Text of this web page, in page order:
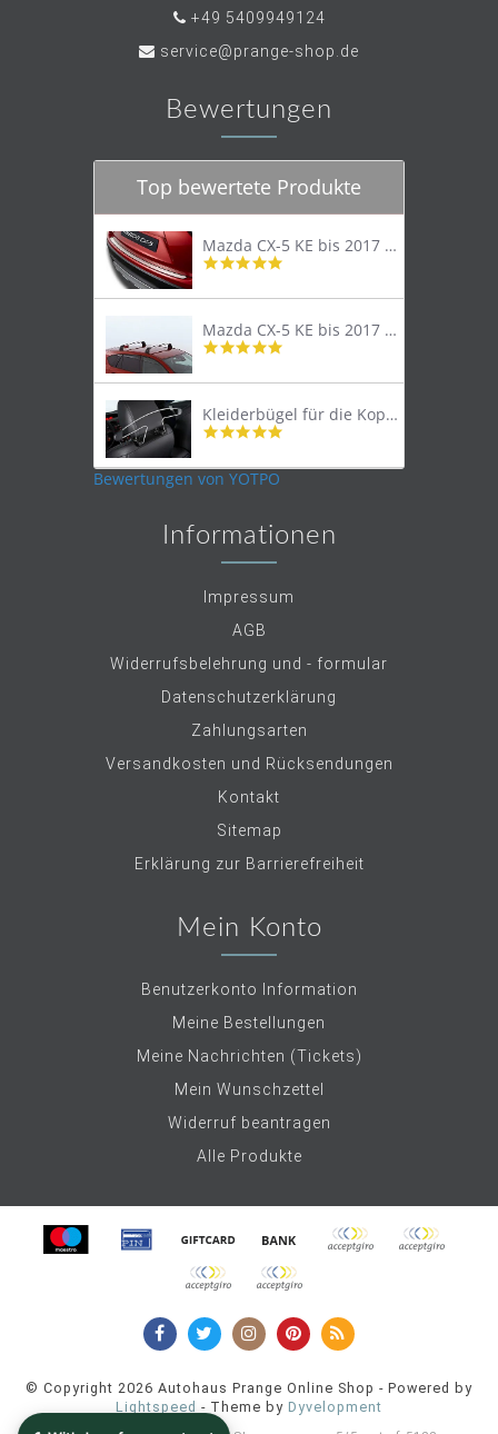
+49 5409949124
service@prange-shop.de
Bewertungen
Top bewertete Produkte
Mazda CX-5 KE bis 2017 Trittschutzleiste Edelstahl original
4.8
rating
Mazda CX-5 KE bis 2017 Lastenträger Dachträger
4.9
rating
Kleiderbügel für die Kopfstütze
4.9
rating
Bewertungen von YOTPO
Informationen
Impressum
AGB
Widerrufsbelehrung und - formular
Datenschutzerklärung
Zahlungsarten
Versandkosten und Rücksendungen
Kontakt
Sitemap
Erklärung zur Barrierefreiheit
Mein Konto
Benutzerkonto Information
Meine Bestellungen
Meine Nachrichten (Tickets)
Mein Wunschzettel
Widerruf beantragen
Alle Produkte
© Copyright 2026 Autohaus Prange Online Shop - Powered by
Lightspeed - Theme by Dyvelopment